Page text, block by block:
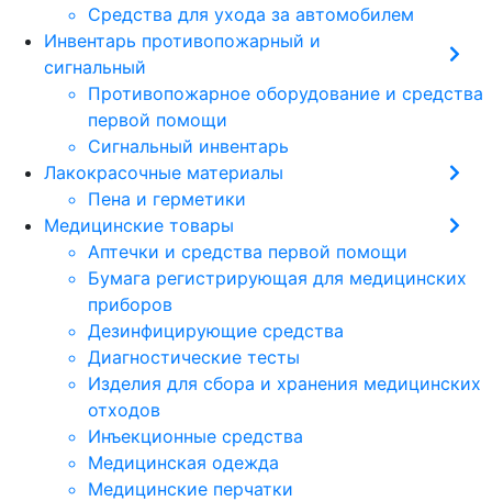
Средства для ухода за автомобилем
Инвентарь противопожарный и
сигнальный
Противопожарное оборудование и средства
первой помощи
Сигнальный инвентарь
Лакокрасочные материалы
Пена и герметики
Медицинские товары
Аптечки и средства первой помощи
Бумага регистрирующая для медицинских
приборов
Дезинфицирующие средства
Диагностические тесты
Изделия для сбора и хранения медицинских
отходов
Инъекционные средства
Медицинская одежда
Медицинские перчатки